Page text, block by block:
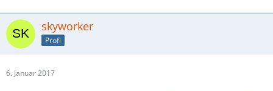
skyworker
Profi
6. Januar 2017